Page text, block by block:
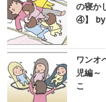
の寝か
④】 by
ワンオ
児編～
こ